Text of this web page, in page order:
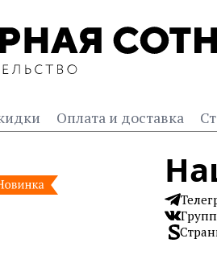
Оплата и доставка